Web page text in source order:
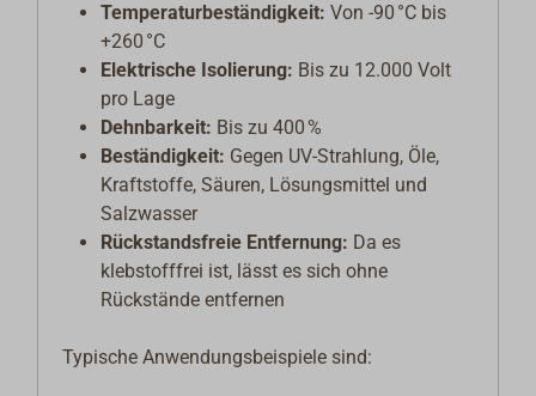
Temperaturbeständigkeit: Von -90 °C bis
+260 °C
Elektrische Isolierung: Bis zu 12.000 Volt
pro Lage
Dehnbarkeit: Bis zu 400 %
Beständigkeit: Gegen UV-Strahlung, Öle,
Kraftstoffe, Säuren, Lösungsmittel und
Salzwasser
Rückstandsfreie Entfernung: Da es
klebstofffrei ist, lässt es sich ohne
Rückstände entfernen
Typische Anwendungsbeispiele sind: